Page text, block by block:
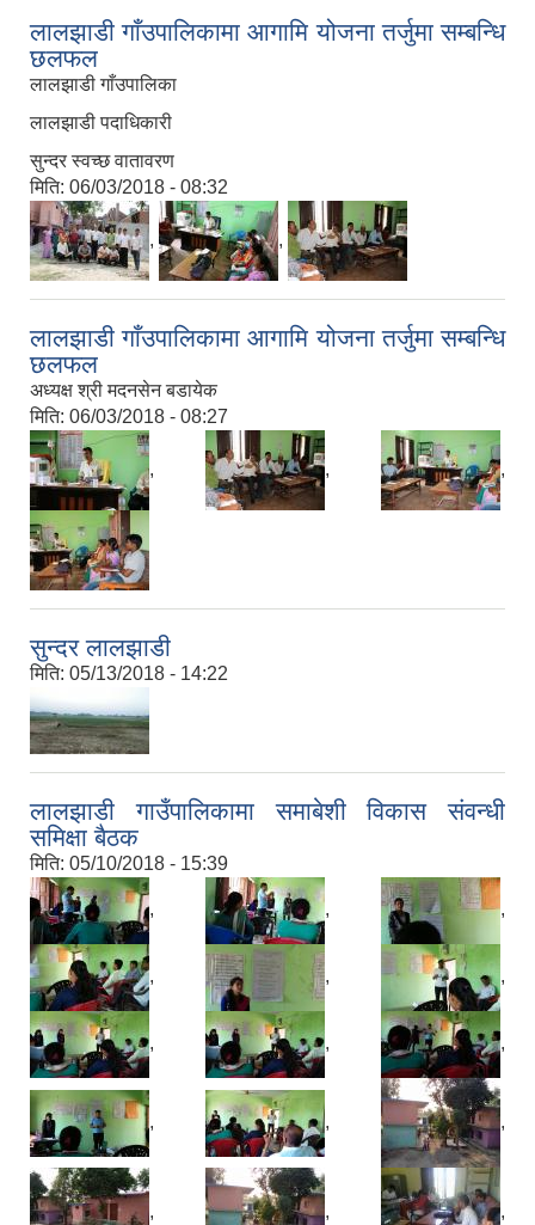
लालझाडी गाँउपालिकामा आगामि योजना तर्जुमा सम्बन्धि
छलफल
लालझाडी गाँउपालिका
लालझाडी पदाधिकारी
सुन्दर स्वच्छ वातावरण
मिति: 06/03/2018 - 08:32
, ,
लालझाडी गाँउपालिकामा आगामि योजना तर्जुमा सम्बन्धि
छलफल
अध्यक्ष श्री मदनसेन बडायेक
मिति: 06/03/2018 - 08:27
, , ,
सुन्दर लालझाडी
मिति: 05/13/2018 - 14:22
लालझाडी गाउँपालिकामा समाबेशी विकास संवन्धी
समिक्षा बैठक
मिति: 05/10/2018 - 15:39
, , ,
, , ,
, , ,
, , ,
, , ,